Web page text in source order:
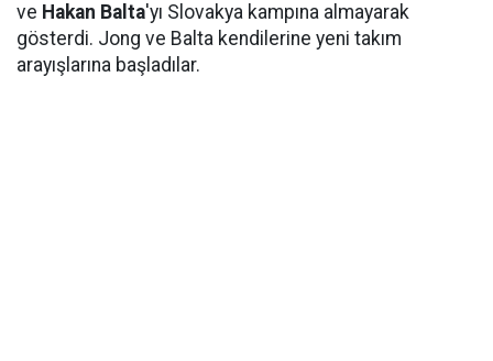
ve Hakan Balta'yı Slovakya kampına almayarak
gösterdi. Jong ve Balta kendilerine yeni takım
arayışlarına başladılar.